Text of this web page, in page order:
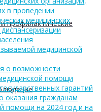
профилактические
в проведении
медицинских
медицинской
о возможности
помощи
гарантий
оказания гражданам
помощи на 2024 год и на